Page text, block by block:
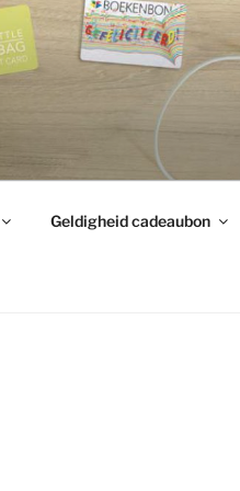
Geldigheid cadeaubon